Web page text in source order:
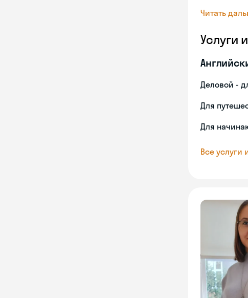
Читать
Услуги
Деловой -
Для
Для
Все услуги